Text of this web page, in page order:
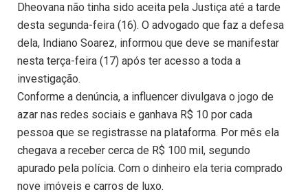
Dheovana não tinha sido aceita pela Justiça até a tarde
desta segunda-feira (16). O advogado que faz a defesa
dela, Indiano Soarez, informou que deve se manifestar
nesta terça-feira (17) após ter acesso a toda a
investigação.
Conforme a denúncia, a influencer divulgava o jogo de
azar nas redes sociais e ganhava R$ 10 por cada
pessoa que se registrasse na plataforma. Por mês ela
chegava a receber cerca de R$ 100 mil, segundo
apurado pela polícia. Com o dinheiro ela teria comprado
nove imóveis e carros de luxo.